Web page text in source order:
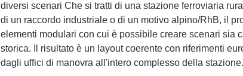
diversi scenari Che si tratti di una stazione ferroviaria
di un raccordo industriale o di un motivo alpino/RhB, il
elementi modulari con cui è possibile creare scenari sia
storica. Il risultato è un layout coerente con riferimenti
dagli uffici di manovra all'intero complesso della stazione.